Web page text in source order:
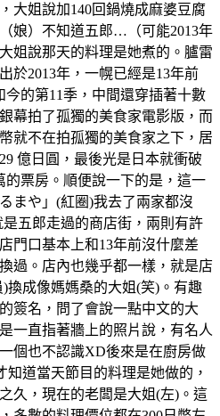
大姐說加140回鍋燒成麻婆豆腐
娘）不知道五郎…（可能2013年
姐說那天的料理是她煮的。臚雷
於2013年，一幌已經是13年前
的第11季，中間還穿插著十數
幕拍了孤獨的美食家電影版，而
就不在拍孤獨的美食家之下，居
億日圓，最後光是日本就衝破
的票房。順便說一下的是，這一
まや」(紅圈)我去了兩家都沒
是五郎走過的商店街，兩則有許
門口基本上和13年前沒什麼差
過。店內也幾乎都一樣，就是店
換成像媽媽桑的大姐(笑)。有趣
簽名，問了會說一點中文的大
一直指著牆上的照片說，有名人
個也不認識XD後來是在廚房做
道當天節目的料理是她做的，
久，現在的老闆是大姐(左)。這